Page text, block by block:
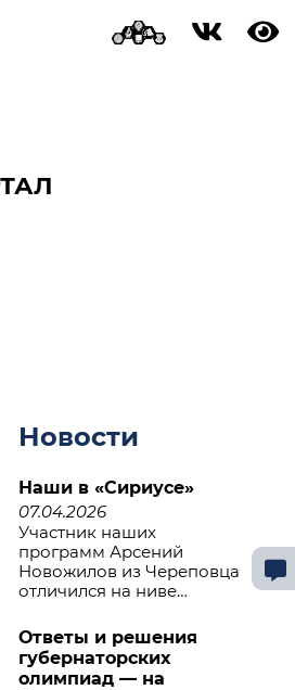
Новости
Наши в «Сириусе»
07.04.2026
Участник наших
программ Арсений
Новожилов из Череповца
отличился на ниве…
Ответы и решения
губернаторских
олимпиад — на